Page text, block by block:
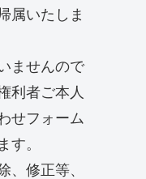
属いたしま
ませんので
利者ご本人
せフォーム
す。
、修正等、